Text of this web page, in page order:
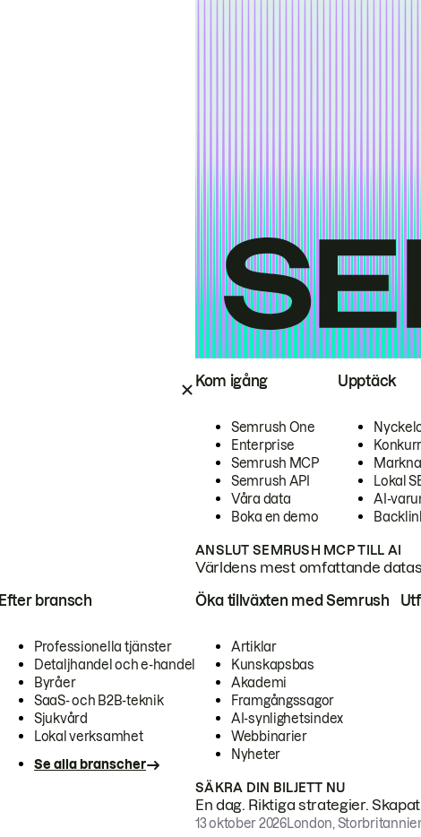
Kom igång
Semrush One
Enterprise
Semrush MCP
Semrush API
Våra data
Boka en demo
Upptäck
Lokal
AI-
ANSLUT SEMRUSH MCP TILL AI
Världens mest omfattande
Efter bransch
Professionella tjänster
Detaljhandel och e-handel
Byråer
SaaS- och B2B-teknik
Sjukvård
Lokal verksamhet
Se alla branscher
Öka tillväxten med Semrush
Artiklar
Kunskapsbas
Akademi
Framgångssagor
AI-synlighetsindex
Webbinarier
Nyheter
SÄKRA DIN BILJETT NU
En dag. Riktiga strategier.
13 oktober 2026London,